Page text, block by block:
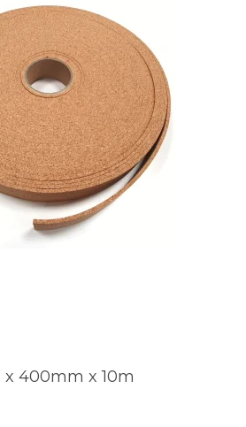
400mm x 10m